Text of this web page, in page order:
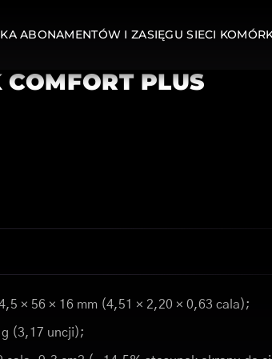
ABONAMENTÓW I ZASIĘGU SIECI
PLUS
× 56 × 16 mm (4,51 × 2,20 × 0,63 cala);
g (3,17 uncji);